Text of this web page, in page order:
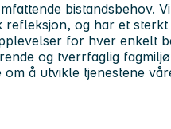
bistandsbehov.
refleksjon, og har et
for hver enkelt
og tverrfaglig
å utvikle tjenestene